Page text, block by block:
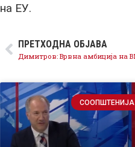
на ЕУ.
ПРЕТХОДНА ОБЈАВА
СООПШТЕНИЈА